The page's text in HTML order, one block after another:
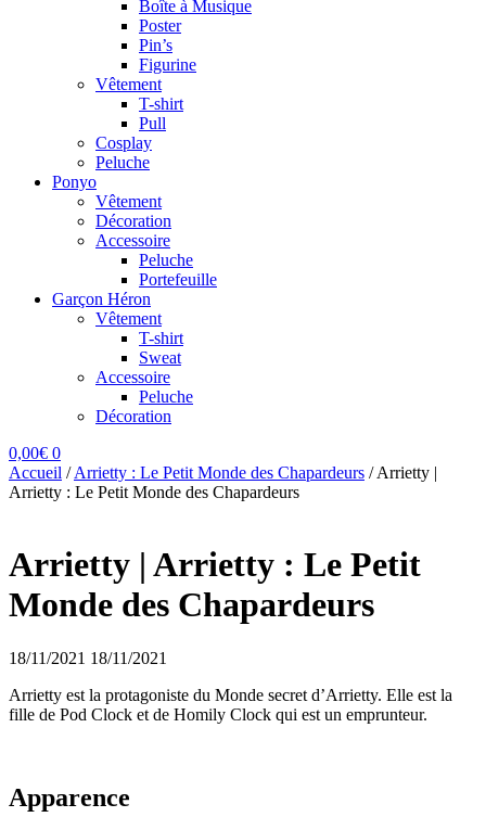
Boîte à Musique
Poster
Pin’s
Figurine
Vêtement
T-shirt
Pull
Cosplay
Peluche
Ponyo
Vêtement
Décoration
Accessoire
Peluche
Portefeuille
Garçon Héron
Vêtement
T-shirt
Sweat
Accessoire
Peluche
Décoration
0,00€ 0
Accueil /Arrietty : Le Petit Monde des Chapardeurs /Arrietty |
Arrietty : Le Petit Monde des Chapardeurs
Arrietty | Arrietty : Le Petit
Monde des Chapardeurs
18/11/2021 18/11/2021
Arrietty est la protagoniste du Monde secret d’Arrietty. Elle est la
fille de Pod Clock et de Homily Clock qui est un emprunteur.
Apparence